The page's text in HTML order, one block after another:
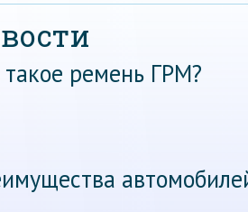
такое ремень ГРМ?